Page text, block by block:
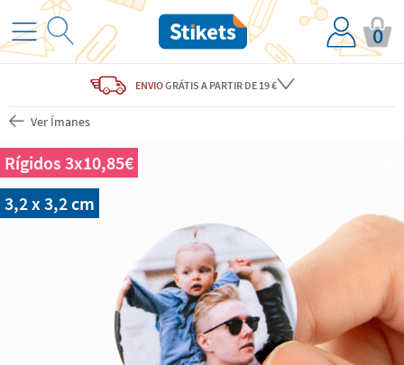
0
ENVIOGRÁTIS A PARTIR DE 19 €
Ver Ímanes
Rígidos 3x10,85€
3,2 x 3,2 cm